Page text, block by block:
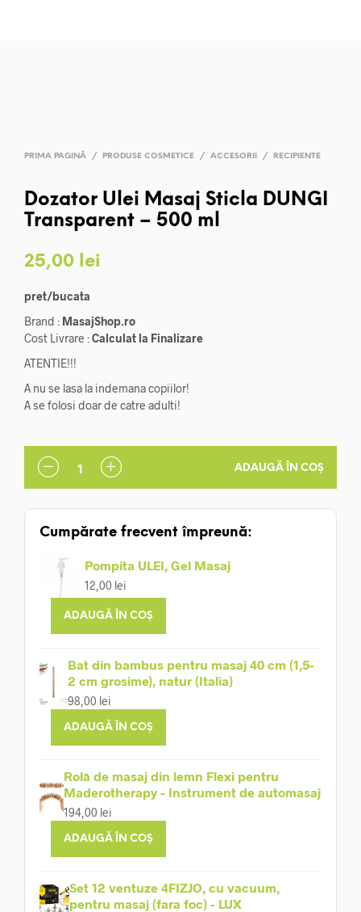
PRIMA PAGINĂ / PRODUSE COSMETICE / ACCESORII / RECIPIENTE
Dozator Ulei Masaj Sticla DUNGI
Transparent – 500 ml
25,00 lei
pret/bucata
Brand : MasajShop.ro
Cost Livrare :Calculat la Finalizare
ATENTIE!!!
A nu se lasa la indemana copiilor!
A se folosi doar de catre adulti!
ADAUGĂ ÎN COȘ
Cumpărate frecvent împreună:
Pompita ULEI, Gel Masaj
12,00 lei
ADAUGĂ ÎN COȘ
Bat din bambus pentru masaj 40 cm (1,5-
2 cm grosime), natur (Italia)
98,00 lei
ADAUGĂ ÎN COȘ
Rolă de masaj din lemn Flexi pentru
Maderotherapy - Instrument de automasaj
194,00 lei
ADAUGĂ ÎN COȘ
Set 12 ventuze 4FIZJO, cu vacuum,
pentru masaj (fara foc) - LUX